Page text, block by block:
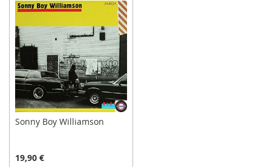
HINZUFÜGEN
HINZUFÜGEN
Sonny Boy Williamson
19,90 €